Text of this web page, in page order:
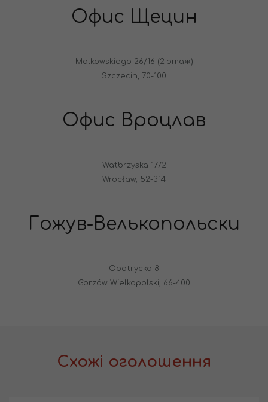
Офис Щецин
Malkowskiego 26/16 (2 этаж)
Szczecin, 70-100
Офис Вроцлав
Watbrzyska 17/2
Wrocław, 52-314
Гожув-Велькопольски
Obotrycka 8
Gorzów Wielkopolski, 66-400
Схожі оголошення